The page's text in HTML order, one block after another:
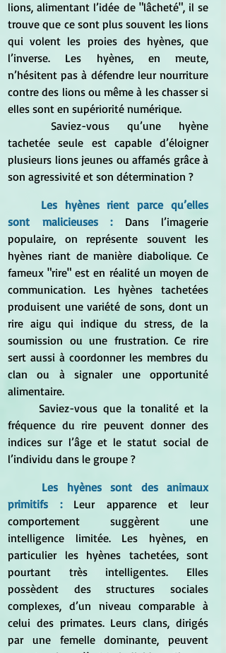
lions, alimentant l’idée de "lâcheté", il se
trouve que ce sont plus souvent les lions
qui volent les proies des hyènes, que
l’inverse. Les hyènes, en meute,
n’hésitent pas à défendre leur nourriture
contre des lions ou même à les chasser si
elles sont en supériorité numérique.
tachetée seule est capable d’éloigner
plusieurs lions jeunes ou affamés grâce à
son agressivité et son détermination ?
Les hyènes rient parce qu’elles
sont malicieuses : Dans l’imagerie
populaire, on représente souvent les
hyènes riant de manière diabolique. Ce
fameux "rire" est en réalité un moyen de
communication. Les hyènes tachetées
produisent une variété de sons, dont un
rire aigu qui indique du stress, de la
soumission ou une frustration. Ce rire
sert aussi à coordonner les membres du
clan ou à signaler une opportunité
alimentaire.
fréquence du rire peuvent donner des
indices sur l’âge et le statut social de
l’individu dans le groupe ?
primitifs : Leur apparence et leur
comportement suggèrent une
intelligence limitée. Les hyènes, en
particulier les hyènes tachetées, sont
pourtant très intelligentes. Elles
possèdent des structures sociales
complexes, d’un niveau comparable à
celui des primates. Leurs clans, dirigés
par une femelle dominante, peuvent